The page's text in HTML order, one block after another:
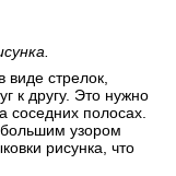
виде стрелок,
к другу. Это нужно
соседних полосах.
большим узором
рисунка, что